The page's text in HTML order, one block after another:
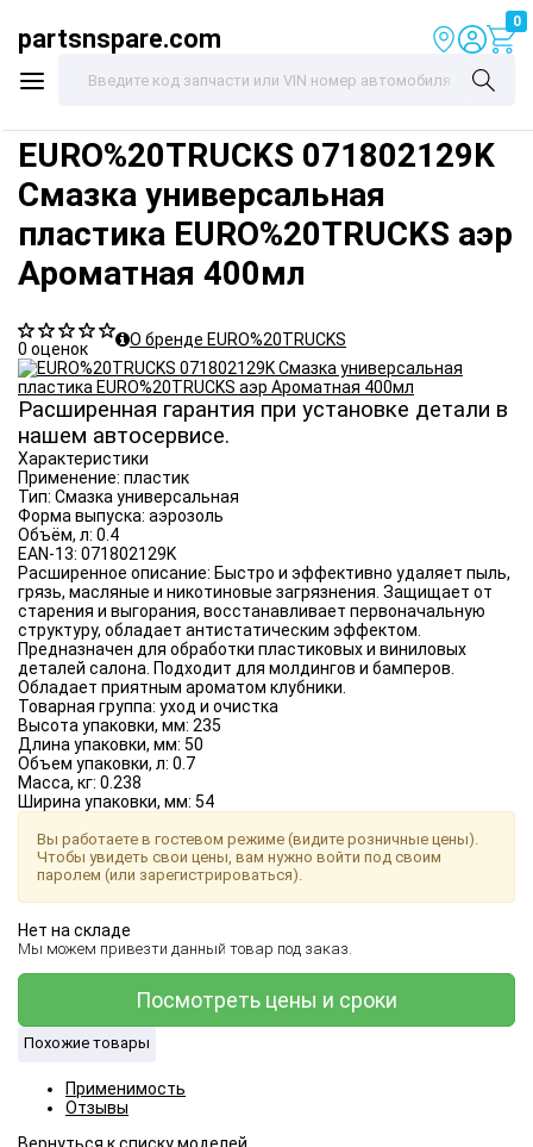
partsnspare.com
0
EURO%20TRUCKS 071802129K
Смазка универсальная
пластика EURO%20TRUCKS аэр
Ароматная 400мл
0 оценок О бренде EURO%20TRUCKS
Расширенная гарантия при установке детали в
нашем автосервисе.
Характеристики
Применение: пластик
Тип: Смазка универсальная
Форма выпуска: аэрозоль
Объём, л: 0.4
EAN-13: 071802129K
Расширенное описание: Быстро и эффективно удаляет пыль,
грязь, масляные и никотиновые загрязнения. Защищает от
старения и выгорания, восстанавливает первоначальную
структуру, обладает антистатическим эффектом.
Предназначен для обработки пластиковых и виниловых
деталей салона. Подходит для молдингов и бамперов.
Обладает приятным ароматом клубники.
Товарная группа: уход и очистка
Высота упаковки, мм: 235
Длина упаковки, мм: 50
Объем упаковки, л: 0.7
Масса, кг: 0.238
Ширина упаковки, мм: 54
Вы работаете в гостевом режиме (видите розничные цены).
Чтобы увидеть свои цены, вам нужно войти под своим
паролем (или зарегистрироваться).
Нет на складе
Мы можем привезти данный товар под заказ.
Посмотреть цены и сроки
Похожие товары
Применимость
Отзывы